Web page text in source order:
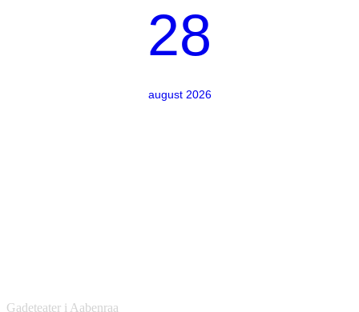
28
august 2026
Gadeteater i Aabenraa